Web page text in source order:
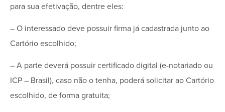
para sua efetivação, dentre eles:
– O interessado deve possuir firma já cadastrada junto ao
Cartório escolhido;
– A parte deverá possuir certificado digital (e-notariado ou
ICP – Brasil), caso não o tenha, poderá solicitar ao Cartório
escolhido, de forma gratuita;